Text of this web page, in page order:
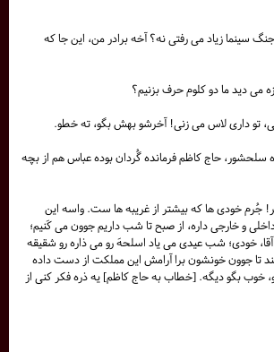
سینما زیاد می رفتی نه؟ آخه برادر من، این جا که
می دید ما دو کلوم حرف بزنیم؟
تو داری لاس می زنی! آخرشو بهش بگو، ته خطو.
سلحشور، حاج کاظم فرمانده گُردان بوده عباس هم از بچه
جُرم خودی ها که بیشتر از غریبه ها ست. واسه این
و خارجی داره، از صبح تا شب داریم جوون می کَنیم؛
آقا، خودی؛ شب عیدی می یاد اسلحهَ رو می ذاره رو شقیقه
تا جوون خونشون برا آرامش این مملکت از دست داده
خوب بگو دیگه. [خطاب به حاج کاظم] یه ذره فکر کنی از